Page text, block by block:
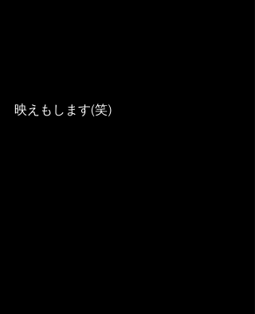
映えもします(笑)